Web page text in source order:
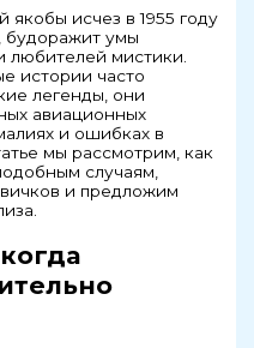
якобы исчез в 1955 году
будоражит умы
любителей мистики.
истории часто
легенды, они
авиационных
и ошибках в
мы рассмотрим, как
случаям,
и предложим